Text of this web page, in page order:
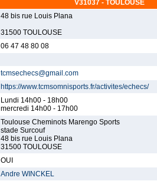
V31037 - TOULOUSE
48 bis rue Louis Plana
31500 TOULOUSE
06 47 48 80 08
tcmsechecs@gmail.com
https://www.tcmsomnisports.fr/activites/echecs/
Lundi 14h00 - 18h00
mercredi 14h00 - 17h00
Toulouse Cheminots Marengo Sports
stade Surcouf
48 bis rue Louis Plana
31500 TOULOUSE
OUI
Andre WINCKEL